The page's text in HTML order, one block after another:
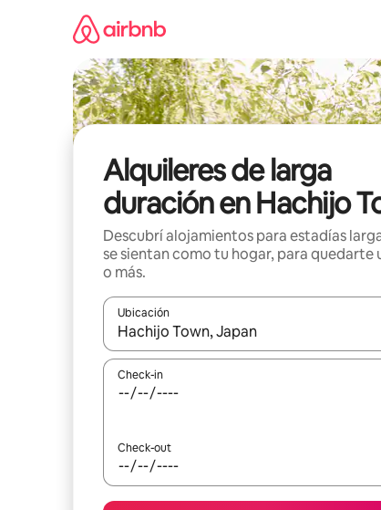
Alquileres de larga
duración en Hachijo
Descubrí alojamientos para estadías
se sientan como tu hogar, para quedarte
o más.
Ubicación
Cuando los resultados estén disponibles,
Check-in
Check-out